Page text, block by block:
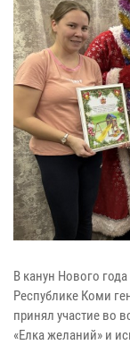
В канун Нового
Республике Коми
принял участие во
«Елка желаний» и